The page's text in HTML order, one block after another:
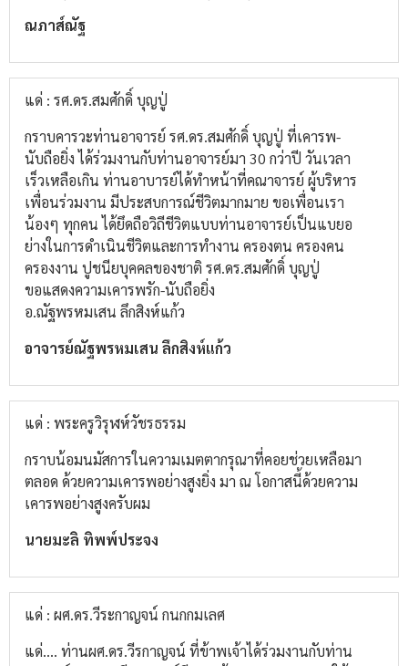
ณภาส์ณัฐ
แด่ : รศ.ดร.สมศักดิ์ บุญปู่
กราบคารวะท่านอาจารย์ รศ.ดร.สมศักดิ์ บุญปู่ ที่เคารพ-
นับถือยิ่ง ได้ร่วมงานกับท่านอาจารย์มา 30 กว่าปี วันเวลา
เร็วเหลือเกิน ท่านอาบารย์ได้ทำหน้าที่คณาจารย์ ผู้บริหาร
เพื่อนร่วมงาน มีประสบการณ์ชีวิตมากมาย ขอเพื่อนเรา
น้องๆ ทุกคน ได้ยึดถือวิถีชีวิตแบบท่านอาจารย์เป็นแบยอ
ย่างในการดำเนินชีวิตและการทำงาน ครองตน ครองคน
ครองงาน ปูชนียบุคคลของชาติ รศ.ดร.สมศักดิ์ บุญปู่
ขอแสดงความเคารพรัก-นับถือยิ่ง
อ.ณัฐพรหมเสน ลึกสิงห์แก้ว
อาจารย์ณัฐพรหมเสน ลึกสิงห์แก้ว
แด่ : พระครูวิรุฬห์วัชรธรรม
กราบน้อมนมัสการในความเมตตากรุณาที่คอยช่วยเหลือมา
ตลอด ด้วยความเคารพอย่างสูงยิ่ง มา ณ โอกาสนี้ด้วยความ
เคารพอย่างสูงครับผม
นายมะลิ ทิพพ์ประจง
แด่ : ผศ.ดร.วีระกาญจน์ กนกกมเลศ
แด่.... ท่าน​ผศ.ดร.วีรกาญจน์ ที่ข้าพเจ้าได้ร่วมงานกับท่าน